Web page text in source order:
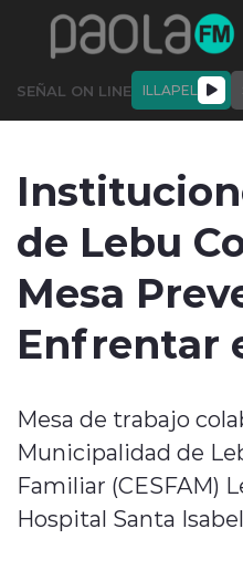
Click acá para ir
SEÑAL ON LINE ILLAPEL
ACTUALIDAD
modo claro
de Lebu
Mesa
Enfrentar
Mesa de trabajo
Municipalidad de
Familiar (CESFAM)
Hospital Santa